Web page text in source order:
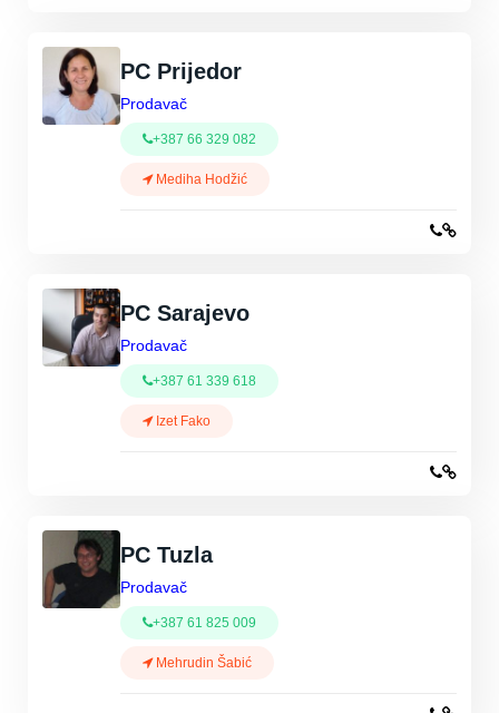
PC Prijedor
Prodavač
+387 66 329 082
Mediha Hodžić
PC Sarajevo
Prodavač
+387 61 339 618
Izet Fako
PC Tuzla
Prodavač
+387 61 825 009
Mehrudin Šabić